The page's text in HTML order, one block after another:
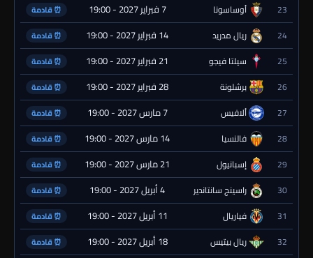
23 أوساسونا 7 فبراير 2027 - 19:00 ⏰ قادمة
24 ريال مدريد 14 فبراير 2027 - 19:00 ⏰ قادمة
25 سيلتا فيجو 21 فبراير 2027 - 19:00 ⏰ قادمة
26 برشلونة 28 فبراير 2027 - 19:00 ⏰ قادمة
27 ألافيس 7 مارس 2027 - 19:00 ⏰ قادمة
28 فالنسيا 14 مارس 2027 - 19:00 ⏰ قادمة
29 إسبانيول 21 مارس 2027 - 19:00 ⏰ قادمة
30 راسينج سانتاندير 4 أبريل 2027 - 19:00 ⏰ قادمة
31 فياريال 11 أبريل 2027 - 19:00 ⏰ قادمة
32 ريال بيتيس 18 أبريل 2027 - 19:00 ⏰ قادمة